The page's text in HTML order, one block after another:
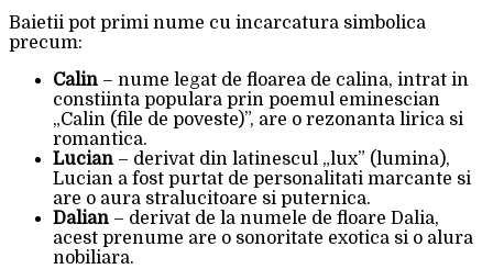
Baietii pot primi nume cu incarcatura simbolica
precum:
Calin – nume legat de floarea de calina, intrat in
constiinta populara prin poemul eminescian
„Calin (file de poveste)”, are o rezonanta lirica si
romantica.
Lucian – derivat din latinescul „lux” (lumina),
Lucian a fost purtat de personalitati marcante si
are o aura stralucitoare si puternica.
Dalian – derivat de la numele de floare Dalia,
acest prenume are o sonoritate exotica si o alura
nobiliara.